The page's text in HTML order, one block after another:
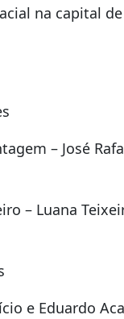
na capital
– José
– Luana
e Eduardo